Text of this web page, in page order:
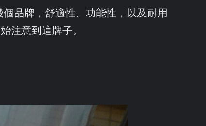
品牌，舒適性、功能性，以及耐用
注意到這牌子。